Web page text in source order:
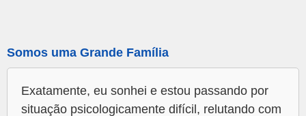
Somos uma Grande Família
Exatamente, eu sonhei e estou passando por
situação psicologicamente difícil, relutando com